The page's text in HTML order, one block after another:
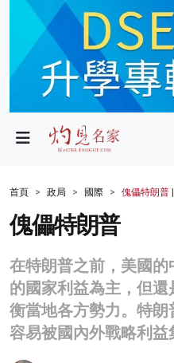
政局
財經
生活
商業
科技
首頁 政局 國際 傀儡特朗普
傀儡特朗普
在特朗普之前，美國的
的國家利益為主，但
衡當地各方勢力。特
容易被國內外戰略利益